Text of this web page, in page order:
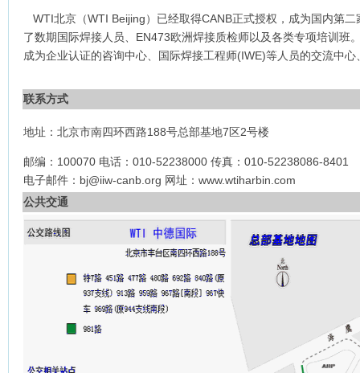
WTI北京（WTI Beijing）已经取得CANB正式授权，成为国内第
了数期国际焊接人员、EN473欧洲焊接质检师以及各类专项培训班
成为企业认证的咨询中心、国际焊接工程师(IWE)等人员的交流中
联系方式
地址：北京市南四环西路188号总部基地7区2号楼
邮编：100070 电话：010-52238000 传真：010-52238086-8401
电子邮件：bj@iiw-canb.org 网址：www.wtiharbin.com
公共交通